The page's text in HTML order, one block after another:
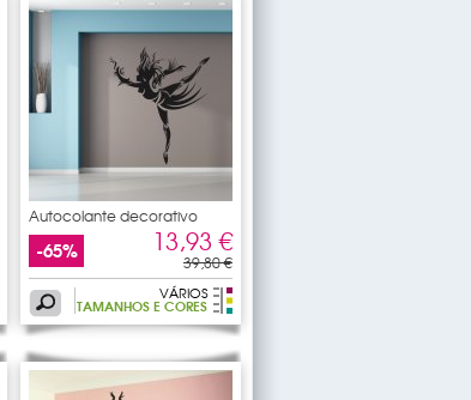
Autocolante decorativo
dancers
-65% 13,93 €
39,80 €
VÁRIOS
TAMANHOS E CORES